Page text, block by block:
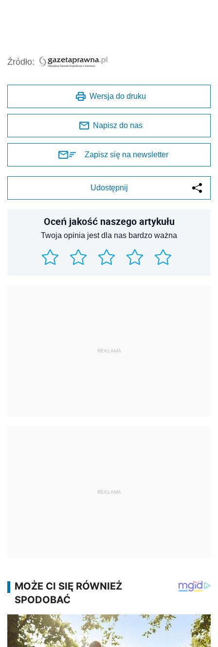
Źródło:
Wersja do druku
Napisz do nas
Zapisz się na newsletter
Udostępnij
Oceń jakość naszego artykułu
Twoja opinia jest dla nas bardzo ważna
REKLAMA
REKLAMA